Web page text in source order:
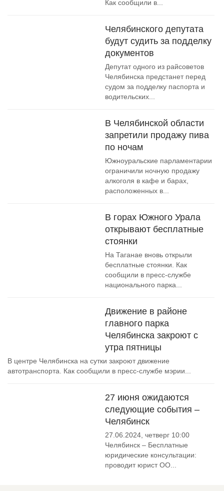
Как сообщили в...
Челябинского депутата
будут судить за подделку
документов
Депутат одного из райсоветов
Челябинска предстанет перед
судом за подделку паспорта и
водительских...
В Челябинской области
запретили продажу пива
по ночам
Южноуральские парламентарии
ограничили ночную продажу
алкоголя в кафе и барах,
расположенных в...
В горах Южного Урала
открывают бесплатные
стоянки
На Таганае вновь открыли
бесплатные стоянки. Как
сообщили ️в пресс-службе
национального парка...
Движение в районе
главного парка
Челябинска закроют с
утра пятницы
В центре Челябинска на сутки закроют движение
автотранспорта. Как сообщили ️в пресс-службе мэрии...
27 июня ожидаются
следующие события –
Челябинск
27.06.2024, четверг 10:00
Челябинск – Бесплатные
юридические консультации:
проводит юрист ОО...